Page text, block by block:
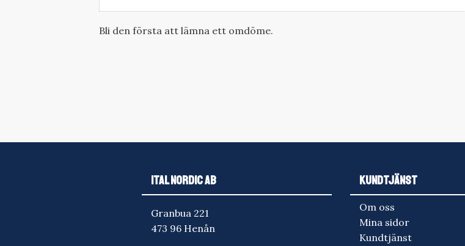
Bli den första att lämna ett omdöme.
ITAL NORDIC AB
Granbua 221
473 96 Henån
KUNDTJÄNST
Om oss
Mina sidor
Kundtjänst